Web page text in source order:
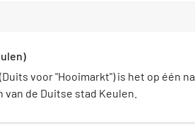
voor "Hooimarkt") is het op één na
de Duitse stad Keulen.